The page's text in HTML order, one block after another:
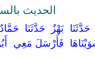
الحديث
‏حَدَّثَنَا ‏ ‏بَهْزٌ
‏فَأَرْسَلَ مَعِي